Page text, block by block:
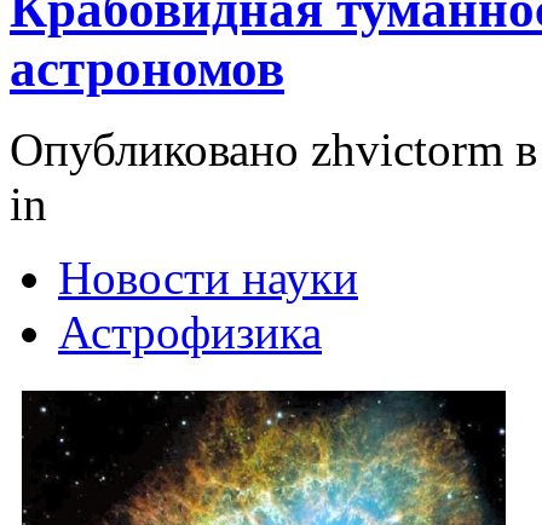
астрономов
Опубликовано zhvictorm
in
Новости науки
Астрофизика